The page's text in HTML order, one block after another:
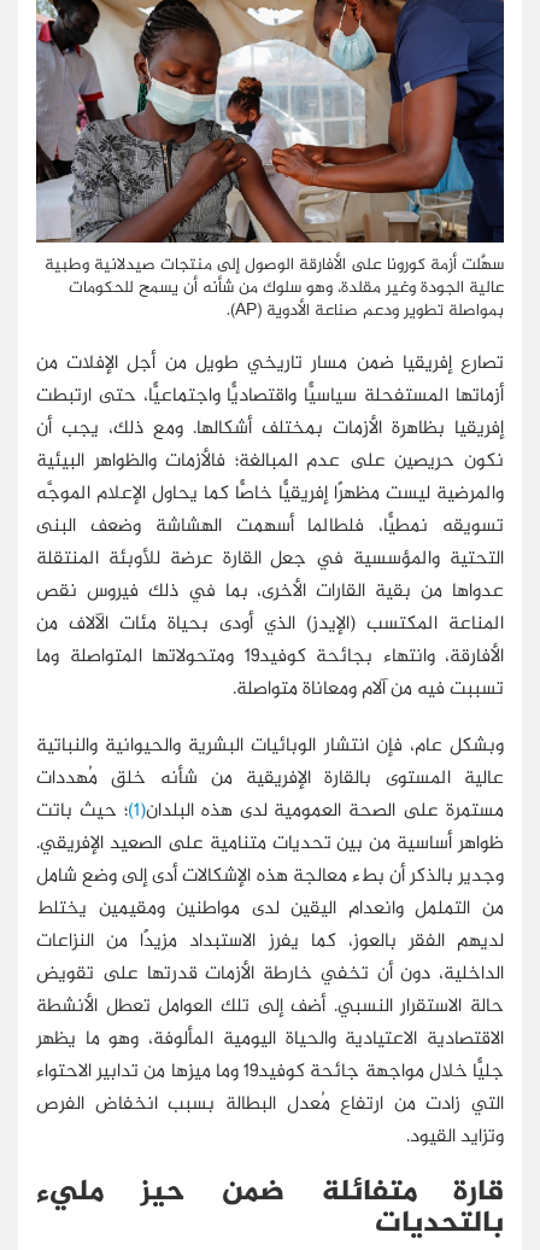
سهَّلت أزمة كورونا على الأفارقة الوصول إلى منتجات صيدلانية وطبية
عالية الجودة وغير مقلدة، وهو سلوك من شأنه أن يسمح للحكومات
بمواصلة تطوير ودعم صناعة الأدوية (AP).
تصارع إفريقيا ضمن مسار تاريخي طويل من أجل الإفلات من
أزماتها المستفحلة سياسيًّا واقتصاديًّا واجتماعيًّا، حتى ارتبطت
إفريقيا بظاهرة الأزمات بمختلف أشكالها. ومع ذلك، يجب أن
نكون حريصين على عدم المبالغة؛ فالأزمات والظواهر البيئية
والمرضية ليست مظهرًا إفريقيًّا خاصًّا كما يحاول الإعلام الموجَّه
تسويقه نمطيًّا، فلطالما أسهمت الهشاشة وضعف البنى
التحتية والمؤسسية في جعل القارة عرضة للأوبئة المنتقلة
عدواها من بقية القارات الأخرى، بما في ذلك فيروس نقص
المناعة المكتسب (الإيدز) الذي أودى بحياة مئات الآلاف من
الأفارقة، وانتهاء بجائحة كوفيد19 ومتحولاتها المتواصلة وما
تسببت فيه من آلام ومعاناة متواصلة.
وبشكل عام، فإن انتشار الوبائيات البشرية والحيوانية والنباتية
عالية المستوى بالقارة الإفريقية من شأنه خلق مُهددات
مستمرة على الصحة العمومية لدى هذه البلدان(1) ؛ حيث باتت
ظواهر أساسية من بين تحديات متنامية على الصعيد الإفريقي.
وجدير بالذكر أن بطء معالجة هذه الإشكالات أدى إلى وضع شامل
من التململ وانعدام اليقين لدى مواطنين ومقيمين يختلط
لديهم الفقر بالعوز، كما يفرز الاستبداد مزيدًا من النزاعات
الداخلية، دون أن تخفي خارطة الأزمات قدرتها على تقويض
حالة الاستقرار النسبي. أضف إلى تلك العوامل تعطل الأنشطة
الاقتصادية الاعتيادية والحياة اليومية المألوفة، وهو ما يظهر
جليًّا خلال مواجهة جائحة كوفيد19 وما ميزها من تدابير الاحتواء
التي زادت من ارتفاع مُعدل البطالة بسبب انخفاض الفرص
وتزايد القيود.
قارة متفائلة ضمن حيز مليء
بالتحديات